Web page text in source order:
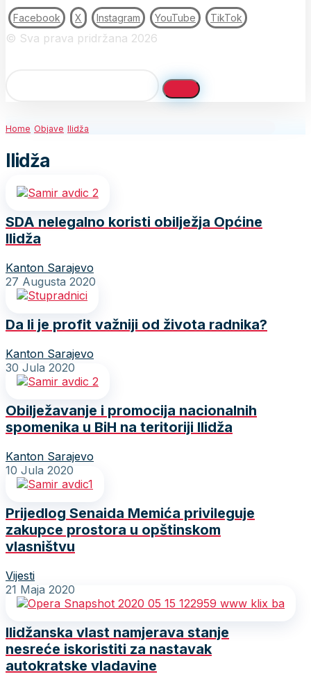
Facebook X Instagram YouTube TikTok
© Sva prava pridržana 2026
Home Objave Ilidža
Ilidža
SDA nelegalno koristi obilježja Općine
Ilidža
Kanton Sarajevo
27 Augusta 2020
Da li je profit važniji od života radnika?
Kanton Sarajevo
30 Jula 2020
Obilježavanje i promocija nacionalnih
spomenika u BiH na teritoriji Ilidža
Kanton Sarajevo
10 Jula 2020
Prijedlog Senaida Memića privileguje
zakupce prostora u opštinskom
vlasništvu
Vijesti
21 Maja 2020
Ilidžanska vlast namjerava stanje
nesreće iskoristiti za nastavak
autokratske vladavine